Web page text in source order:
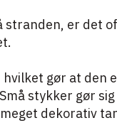
er det
gør at den
stykker gør sig
dekorativ